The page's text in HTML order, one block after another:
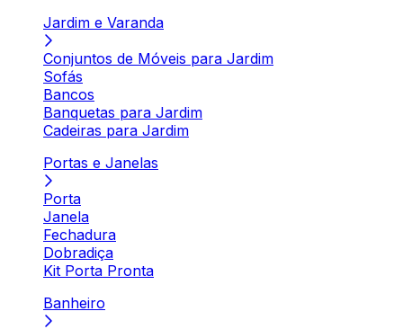
Jardim e Varanda
Conjuntos de Móveis para Jardim
Sofás
Bancos
Banquetas para Jardim
Cadeiras para Jardim
Portas e Janelas
Porta
Janela
Fechadura
Dobradiça
Kit Porta Pronta
Banheiro